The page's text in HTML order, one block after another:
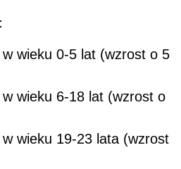
w wieku 0-5 lat (wzrost o 5
w wieku 6-18 lat (wzrost o
w wieku 19-23 lata (wzrost